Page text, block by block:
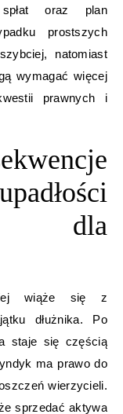
oraz plan
prostszych
natomiast
wymagać więcej
prawnych i
dla
wiąże się z
dłużnika. Po
staje się częścią
ma prawo do
wierzycieli.
sprzedać aktywa